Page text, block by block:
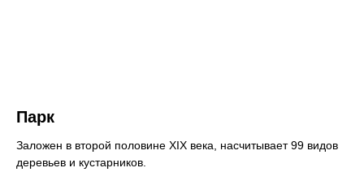
Парк
Заложен в второй половине XIX века, насчитывает 99 видов
деревьев и кустарников.